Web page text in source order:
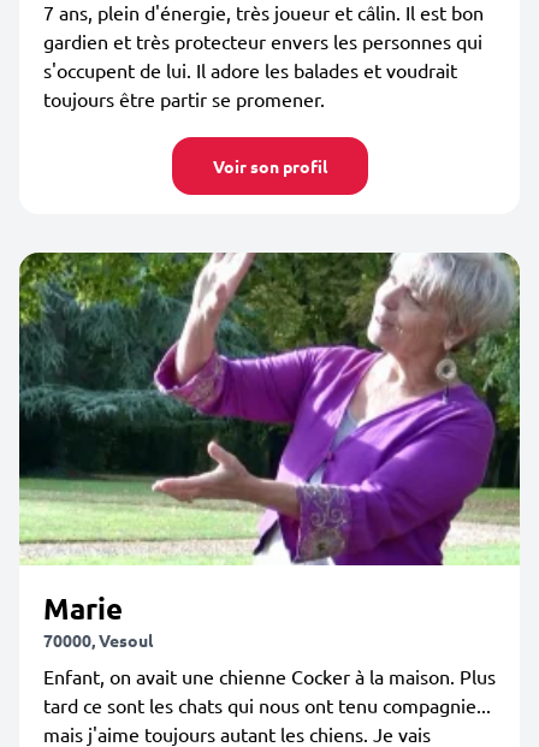
7 ans, plein d'énergie, très joueur et câlin. Il est bon
gardien et très protecteur envers les personnes qui
s'occupent de lui. Il adore les balades et voudrait
toujours être partir se promener.
Voir son profil
Marie
70000, Vesoul
Enfant, on avait une chienne Cocker à la maison. Plus
tard ce sont les chats qui nous ont tenu compagnie...
mais j'aime toujours autant les chiens. Je vais